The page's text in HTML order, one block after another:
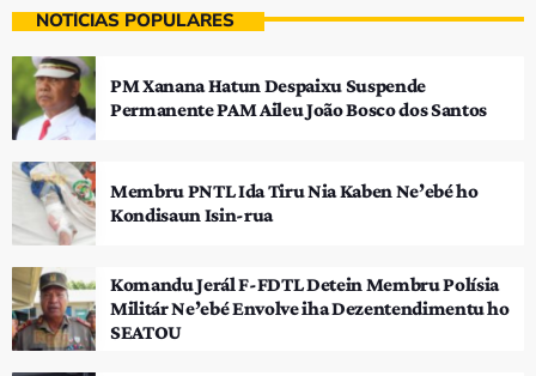
NOTÍCIAS POPULARES
PM Xanana Hatun Despaixu Suspende
Permanente PAM Aileu João Bosco dos Santos
Membru PNTL Ida Tiru Nia Kaben Ne’ebé ho
Kondisaun Isin-rua
Komandu Jerál F-FDTL Detein Membru Polísia
Militár Ne’ebé Envolve iha Dezentendimentu ho
SEATOU